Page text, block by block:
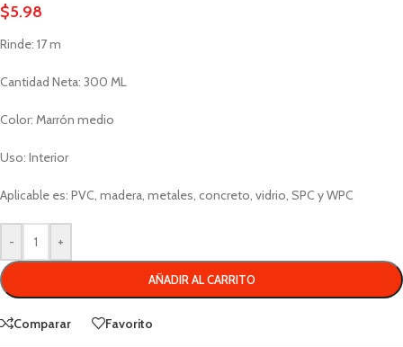
$5.98
Rinde: 17 m
Cantidad Neta: 300 ML
Color: Marrón medio
Uso: Interior
Aplicable es: PVC, madera, metales, concreto, vidrio, SPC y WPC
- +
AÑADIR AL CARRITO
Comparar Favorito